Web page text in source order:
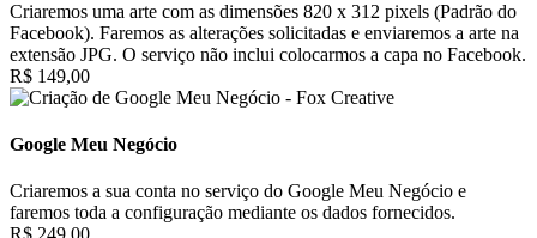
Criaremos uma arte com as dimensões 820 x 312 pixels (Padrão do
Facebook). Faremos as alterações solicitadas e enviaremos a arte na
extensão JPG. O serviço não inclui colocarmos a capa no Facebook.
R$ 149,00
Google Meu Negócio
Criaremos a sua conta no serviço do Google Meu Negócio e
faremos toda a configuração mediante os dados fornecidos.